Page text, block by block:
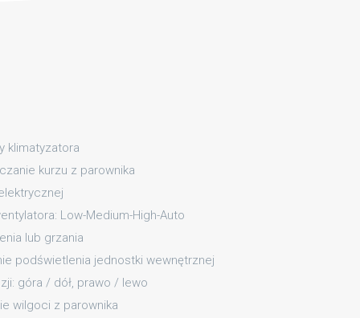
klimatyzatora
kurzu z parownika
Low-Medium-High-Auto
lub grzania
podświetlenia jednostki wewnętrznej
góra / dół, prawo / lewo
wilgoci z parownika